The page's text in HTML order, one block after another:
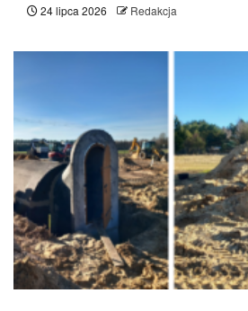
24 lipca 2026 Redakcja